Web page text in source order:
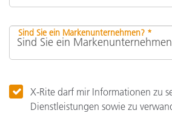
Sind Sie ein Markenunternehmen? *
X-Rite darf mir Informationen zu
Dienstleistungen sowie zu